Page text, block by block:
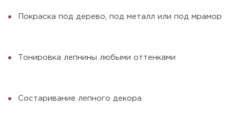
Покраска под дерево, под металл или под мрамор
Тонировка лепнины любыми оттенками
Состаривание лепного декора